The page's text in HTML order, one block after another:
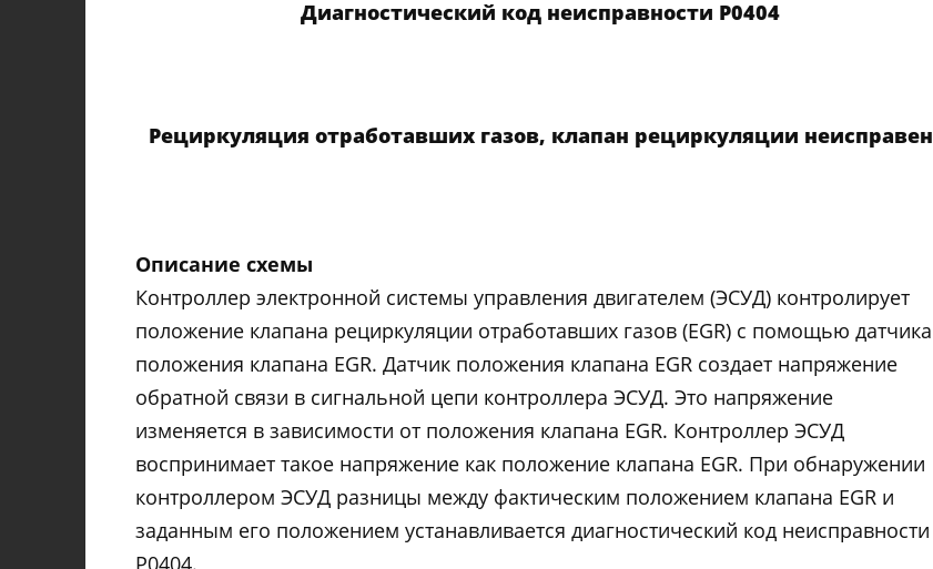
Диагностический код неисправности P0404
Рециркуляция отработавших газов, клапан рециркуляции неисправен
Описание схемы
Контроллер электронной системы управления двигателем (ЭСУД) контролирует
положение клапана рециркуляции отработавших газов (EGR) с помощью датчика
положения клапана EGR. Датчик положения клапана EGR создает напряжение
обратной связи в сигнальной цепи контроллера ЭСУД. Это напряжение
изменяется в зависимости от положения клапана EGR. Контроллер ЭСУД
воспринимает такое напряжение как положение клапана EGR. При обнаружении
контроллером ЭСУД разницы между фактическим положением клапана EGR и
заданным его положением устанавливается диагностический код неисправности
Р0404.